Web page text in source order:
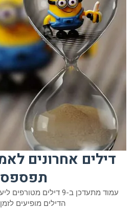
דילים אחרונים
עמוד מתעדכן ב-9 דילים
הדילים מופיעים